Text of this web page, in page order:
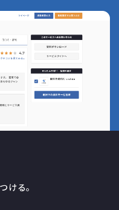
ける。